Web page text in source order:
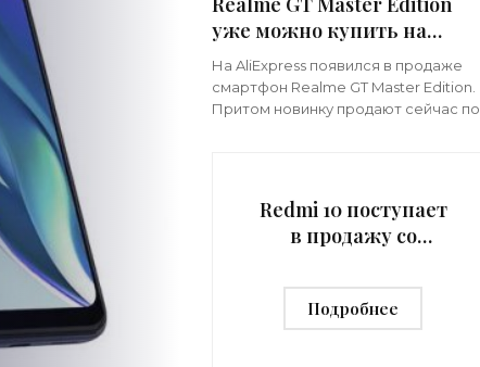
уже можно купить на
AliExpress - «Смартфоны»
На AliExpress появился в продаже
смартфон Realme GT Master Edition.
Притом новинку продают сейчас по
Redmi 10 поступает
в продажу со
AliExpress -
«Смартфоны»
Подробнее